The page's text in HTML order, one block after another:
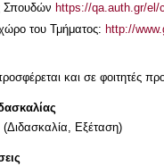
Σπουδών https://qa.auth.gr/el/
του Τμήματος: http://
και σε φοιτητές
(Διδασκαλία, Εξέταση)